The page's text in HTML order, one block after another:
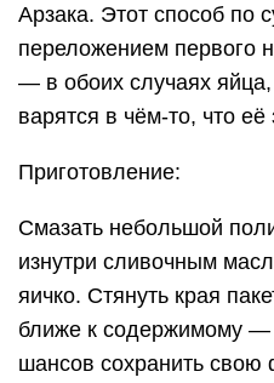
Арзака. Этот способ по
переложением первого
— в обоих случаях
варятся в чём-то, что её
Приготовление:
Смазать небольшой
изнутри сливочным
яичко. Стянуть края
ближе к содержимому —
шансов сохранить